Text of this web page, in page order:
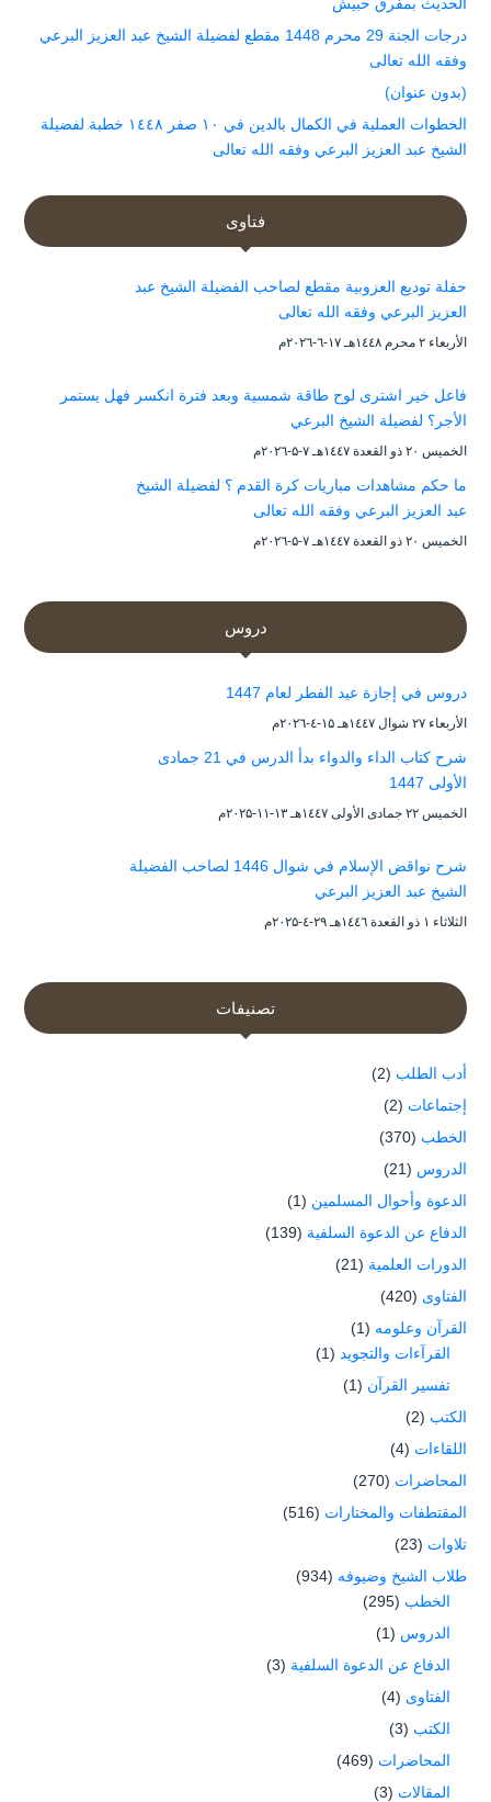
درجات الجنة 29 محرم 1448 مقطع لفضيلة الشيخ عبد العزيز البرعي
وفقه الله تعالى
(بدون عنوان)
الخطوات العملية في الكمال بالدين في ١٠ صفر ١٤٤٨ خطبة لفضيلة
الشيخ عبد العزيز البرعي وفقه الله تعالى
فتاوى
حفلة توديع العزوبية مقطع لصاحب الفضيلة الشيخ عبد
العزيز البرعي وفقه الله تعالى
الأربعاء ۲ محرم ۱٤٤۸هـ ۱۷-٦-۲۰۲٦م
فاعل خير اشترى لوح طاقة شمسية وبعد فترة انكسر فهل يستمر
الأجر؟ لفضيلة الشيخ البرعي
الخميس ۲۰ ذو القعدة ۱٤٤۷هـ ۷-۵-۲۰۲٦م
ما حكم مشاهدات مباريات كرة القدم ؟ لفضيلة الشيخ
عبد العزيز البرعي وفقه الله تعالى
الخميس ۲۰ ذو القعدة ۱٤٤۷هـ ۷-۵-۲۰۲٦م
دروس
دروس في إجازة عيد الفطر لعام 1447
الأربعاء ۲۷ شوال ۱٤٤۷هـ ۱۵-٤-۲۰۲٦م
شرح كتاب الداء والدواء بدأ الدرس في 21 جمادى
الأولى 1447
الخميس ۲۲ جمادى الأولى ۱٤٤۷هـ ۱۳-۱۱-۲۰۲۵م
شرح نواقض الإسلام في شوال 1446 لصاحب الفضيلة
الشيخ عبد العزيز البرعي
الثلاثاء ۱ ذو القعدة ۱٤٤٦هـ ۲۹-٤-۲۰۲۵م
تصنيفات
أدب الطلب (2)
إجتماعات (2)
الخطب (370)
الدروس (21)
الدعوة وأحوال المسلمين (1)
الدفاع عن الدعوة السلفية (139)
الدورات العلمية (21)
الفتاوى (420)
القرآن وعلومه (1)
القرآءات والتجويد (1)
تفسير القرآن (1)
الكتب (2)
اللقاءات (4)
المحاضرات (270)
المقتطفات والمختارات (516)
تلاوات (23)
طلاب الشيخ وضيوفه (934)
الخطب (295)
الدروس (1)
الدفاع عن الدعوة السلفية (3)
الفتاوى (4)
الكتب (3)
المحاضرات (469)
المقالات (3)